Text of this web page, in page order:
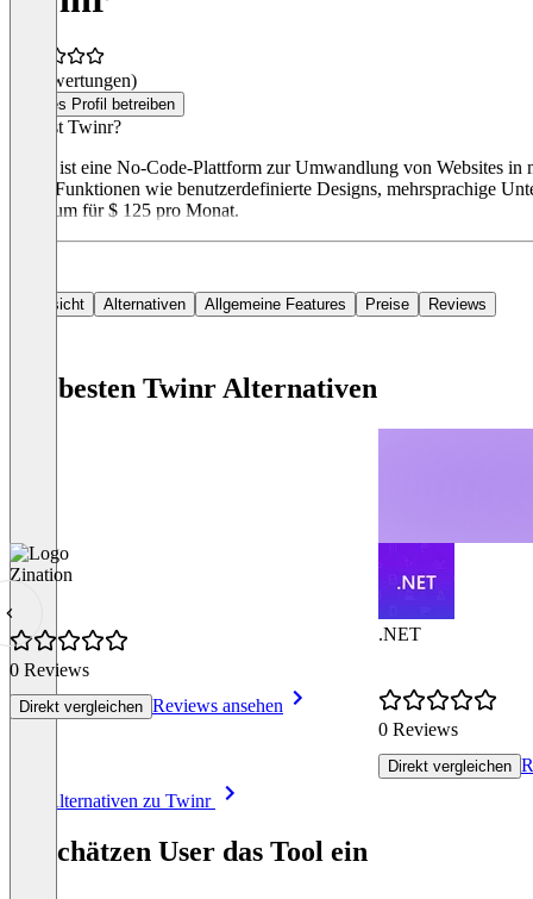
(0 Bewertungen)
Dieses Profil betreiben
Was ist Twinr?
Twinr ist eine No-Code-Plattform zur Umwandlung von Websites
bietet Funktionen wie benutzerdefinierte Designs, mehrsprachige
Premium für $ 125 pro Monat.
Übersicht Alternativen Allgemeine Features Preise Reviews
Die besten Twinr Alternativen
Zination
0 Reviews
Direkt vergleichen Reviews ansehen
.NET
0 Reviews
Direkt vergleichen
Alle Alternativen zu Twinr
So schätzen User das Tool ein